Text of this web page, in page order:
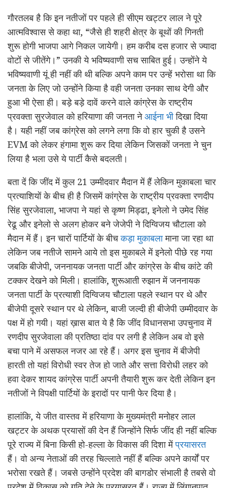
गौरतलब है कि इन नतीजों पर पहले ही सीएम खट्टर लाल ने पूरे
आत्मविश्वास से कहा था, “जैसे ही शहरी क्षेत्र के बूथों की गिनती
शुरू होगी भाजपा आगे निकल जायेगी। हम करीब दस हजार से ज्यादा
वोटों से जीतेंगे।” उनकी ये भविष्यवाणी सच साबित हुई। उन्होंने ये
भविष्यवाणी यूं ही नहीं की थी बल्कि अपने काम पर उन्हें भरोसा था कि
जनता के लिए जो उन्होंने किया है वही जनता उनका साथ देगी और
हुआ भी ऐसा ही। बड़े बड़े दावें करने वाले कांग्रेस के राष्ट्रीय
प्रवक्ता सुरजेवाल को हरियाणा की जनता नेआईना भीदिखा दिया
है। यही नहीं जब कांग्रेस को लगने लगा कि वो हार चुकी है उसने
EVM को लेकर हंगामा शुरू कर दिया लेकिन जिसकों जनता ने चुन
लिया है भला उसे ये पार्टी कैसे बदलती।
बता दें कि जींद में कुल 21 उम्मीदवार मैदान में हैं लेकिन मुकाबला चार
प्रत्याशियों के बीच ही है जिसमें कांग्रेस के राष्ट्रीय प्रवक्ता रणदीप
सिंह सुरजेवाला, भाजपा ने यहां से कृष्ण मिड्ढा, इनेलो ने उमेद सिंह
रेढू और इनेलो से अलग होकर बने जेजेपी ने दिग्विजय चौटाला को
मैदान में हैं। इन चारों पार्टियों के बीचकड़ा मुकाबलामाना जा रहा था
लेकिन जब नतीजे सामने आये तो इस मुकाबले में इनेलो पीछे रह गया
जबकि बीजेपी, जननायक जनता पार्टी और कांग्रेस के बीच कांटे की
टक्कर देखने को मिली। हालांकि, शुरूआती रुझान में जननायक
जनता पार्टी के प्रत्याशी दिग्विजय चौटाला पहले स्थान पर थे और
बीजेपी दूसरे स्थान पर थे लेकिन, बाजी जल्दी ही बीजेपी उम्मीदवार के
पक्ष में हो गयी। यहां ख़ास बात ये है कि जींद विधानसभा उपचुनाव में
रणदीप सुरजेवाला की प्रतिष्ठा दांव पर लगी है लेकिन अब वो इसे
बचा पाने में असफल नजर आ रहे हैं। अगर इस चुनाव में बीजेपी
हारती तो यहां विरोधी स्वर तेज हो जाते और सत्ता विरोधी लहर को
हवा देकर शायद कांग्रेस पार्टी अपनी तैयारी शुरू कर देती लेकिन इन
नतीजों ने विपक्षी पार्टियों के इरादों पर पानी फेर दिया है।
हालांकि, ये जीत वास्तव में हरियाणा के मुख्यमंत्री मनोहर लाल
खट्टर के अथक प्रयासों की देन हैं जिन्होंने सिर्फ जींद ही नहीं बल्कि
पूरे राज्य में बिना किसी हो-हल्ला के विकास की दिशा मेंप्रयासरत
हैं। वो अन्य नेताओं की तरह चिल्लाते नहीं हैं बल्कि अपने कार्यों पर
भरोसा रखते हैं। जबसे उन्होंने प्रदेश की बागडोर संभाली है तबसे वो